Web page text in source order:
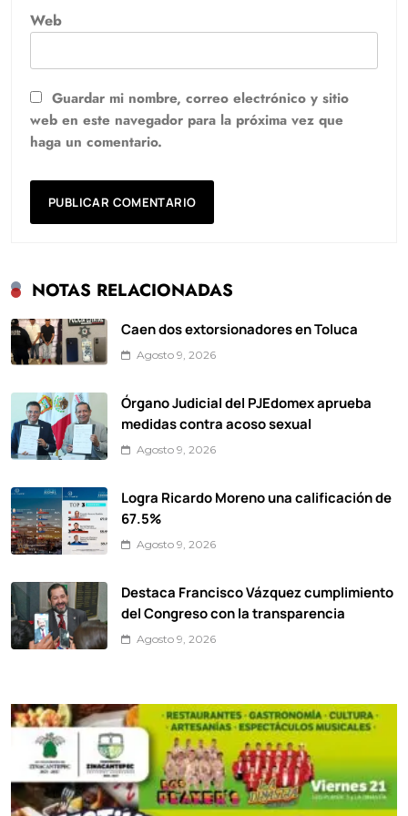
Web
Guardar mi nombre, correo electrónico y sitio
web en este navegador para la próxima vez que
haga un comentario.
NOTAS RELACIONADAS
Caen dos extorsionadores en Toluca
Agosto 9, 2026
Órgano Judicial del PJEdomex aprueba
medidas contra acoso sexual
Agosto 9, 2026
Logra Ricardo Moreno una calificación de
67.5%
Agosto 9, 2026
Destaca Francisco Vázquez cumplimiento
del Congreso con la transparencia
Agosto 9, 2026